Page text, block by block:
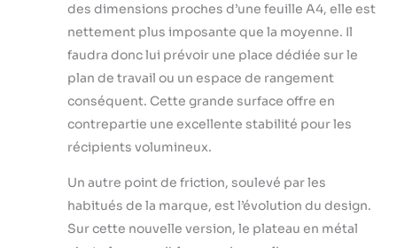
des dimensions proches d’une feuille A4, elle est
nettement plus imposante que la moyenne. Il
faudra donc lui prévoir une place dédiée sur le
plan de travail ou un espace de rangement
conséquent. Cette grande surface offre en
contrepartie une excellente stabilité pour les
récipients volumineux.
Un autre point de friction, soulevé par les
habitués de la marque, est l’évolution du design.
Sur cette nouvelle version, le plateau en métal